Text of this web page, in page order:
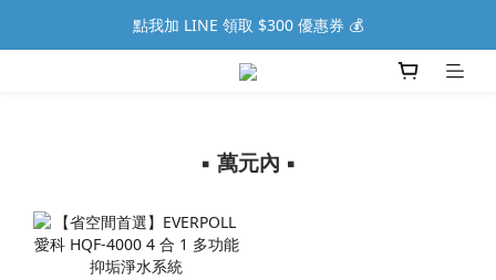
點我加 LINE 領取 $300 優惠券 💰
▪︎ 萬元內 ▪︎